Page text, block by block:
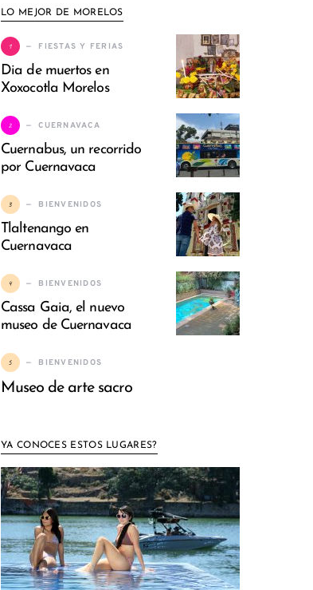
LO MEJOR DE MORELOS
1 FIESTAS Y FERIAS
Dia de muertos en
Xoxocotla Morelos
2 CUERNAVACA
Cuernabus, un recorrido
por Cuernavaca
3 BIENVENIDOS
Tlaltenango en
Cuernavaca
4 BIENVENIDOS
Cassa Gaia, el nuevo
museo de Cuernavaca
5 BIENVENIDOS
Museo de arte sacro
YA CONOCES ESTOS LUGARES?